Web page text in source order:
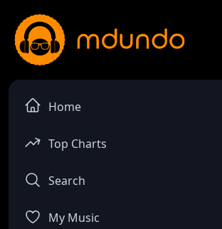
Home
Top Charts
Search
My Music